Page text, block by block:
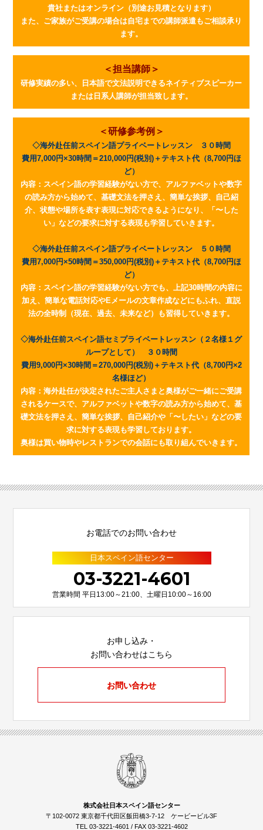
貴社またはオンライン（別途お見積となります）
また、ご家族がご受講の場合は自宅までの講師派遣もご相談承り
ます。
＜担当講師＞
研修実績の多い、日本語で文法説明できるネイティブスピーカー
または日系人講師が担当致します。
＜研修参考例＞
◇海外赴任前スペイン語プライベートレッスン ３０時間
費用7,000円×30時間＝210,000円(税別)＋テキスト代（8,700円ほ
ど）
内容：スペイン語の学習経験がない方で、アルファベットや数字
の読み方から始めて、基礎文法を押さえ、簡単な挨拶、自己紹
介、状態や場所を表す表現に対応できるようになり、「〜した
い」などの要求に対する表現も学習していきます。
◇海外赴任前スペイン語プライベートレッスン ５０時間
費用7,000円×50時間＝350,000円(税別)＋テキスト代（8,700円ほ
ど）
内容：スペイン語の学習経験がない方でも、上記30時間の内容に
加え、簡単な電話対応やEメールの文章作成などにもふれ、直説
法の全時制（現在、過去、未来など）も習得していきます。
◇海外赴任前スペイン語セミプライベートレッスン（２名様１グ
ループとして） ３０時間
費用9,000円×30時間＝270,000円(税別)＋テキスト代（8,700円×2
名様ほど）
内容：海外赴任が決定されたご主人さまと奥様がご一緒にご受講
されるケースで、アルファベットや数字の読み方から始めて、基
礎文法を押さえ、簡単な挨拶、自己紹介や「〜したい」などの要
求に対する表現も学習しております。
奥様は買い物時やレストランでの会話にも取り組んでいきます。
お電話でのお問い合わせ
日本スペイン語センター
03-3221-4601
営業時間 平日13:00～21:00、土曜日10:00～16:00
お申し込み・
お問い合わせはこちら
お問い合わせ
株式会社日本スペイン語センター
〒102-0072 東京都千代田区飯田橋3-7-12 ケービービル3F
TEL 03-3221-4601 / FAX 03-3221-4602